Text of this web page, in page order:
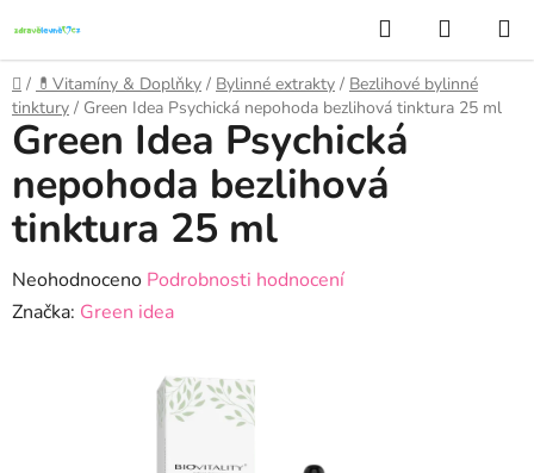
na
obsah
Hledat
KOŠÍK
Domů
/ 💊Vitamíny & Doplňky / Bylinné extrakty / Bezlihové bylinné
tinktury / Green Idea Psychická nepohoda bezlihová tinktura 25 ml
Green Idea Psychická
nepohoda bezlihová
tinktura 25 ml
Průměrné
hodnocení
Neohodnoceno Podrobnosti hodnocení
Značka: Green idea